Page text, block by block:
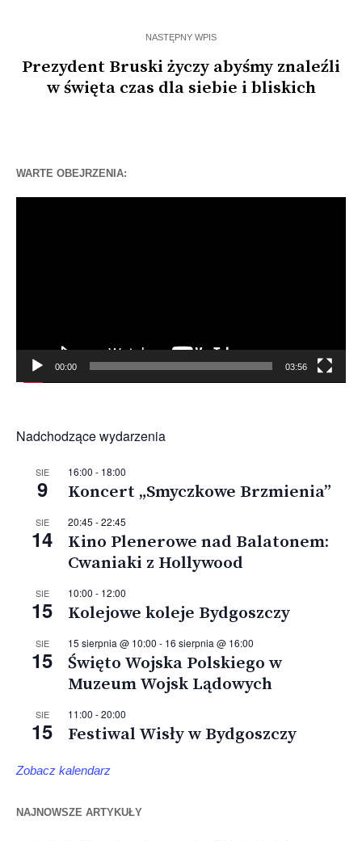
NASTĘPNY WPIS
Prezydent Bruski życzy abyśmy znaleźli
w święta czas dla siebie i bliskich
WARTE OBEJRZENIA:
00:00 03:56
Nadchodzące wydarzenia
SIE
9
16:00 - 18:00
Koncert „Smyczkowe Brzmienia”
SIE
14
20:45 -22:45
Kino Plenerowe nad Balatonem:
Cwaniaki z Hollywood
SIE
15
10:00 - 12:00
Kolejowe koleje Bydgoszczy
SIE
15
15 sierpnia @ 10:00 - 16 sierpnia @ 16:00
Święto Wojska Polskiego w
Muzeum Wojsk Lądowych
SIE
15
11:00 -20:00
Festiwal Wisły w Bydgoszczy
Zobacz kalendarz
NAJNOWSZE ARTYKUŁY